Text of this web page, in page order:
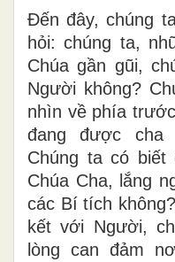
Đến đây, chúng
hỏi: chúng ta,
Chúa gần gũi,
Người không?
nhìn về phía
đang được cha
Chúng ta có biết
Chúa Cha, lắng
các Bí tích
kết với Người,
lòng can đảm